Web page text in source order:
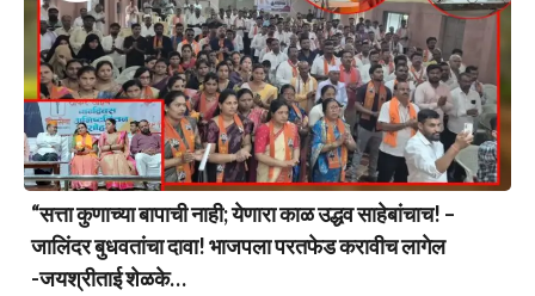
“सत्ता कुणाच्या बापाची नाही; येणारा काळ उद्धव साहेबांचाच! –
जालिंदर बुधवतांचा दावा! भाजपला परतफेड करावीच लागेल
-जयश्रीताई शेळके…